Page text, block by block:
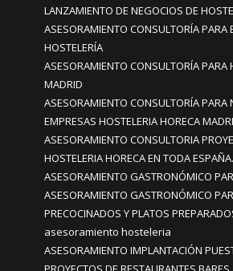
LANZAMIENTO DE NEGOCIOS DE
ASESORAMIENTO CONSULTORÍA PARA
HOSTELERÍA
ASESORAMIENTO CONSULTORÍA PARA
MADRID
ASESORAMIENTO CONSULTORÍA PARA
EMPRESAS HOSTELERIA HORECA
ASESORAMIENTO CONSULTORIA
HOSTELERIA HORECA EN TODA ESPAÑA.
ASESORAMIENTO GASTRONÓMICO
ASESORAMIENTO GASTRONÓMICO
PRECOCINADOS Y PLATOS
asesoramiento hosteleria
ASESORAMIENTO IMPLANTACIÓN